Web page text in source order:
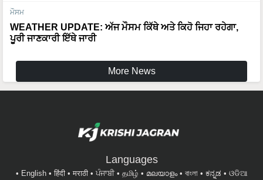
ਮੌਸਮ
WEATHER UPDATE: ਅੱਜ ਮੌਸਮ ਕਿੱਥੇ ਅਤੇ ਕਿਹੋ ਜਿਹਾ ਰਹੇਗਾ,
ਪੂਰੀ ਜਾਣਕਾਰੀ ਇੱਥੇ ਜਾਰੀ
More News
Languages
English हिंदी मराठी ਪੰਜਾਬੀ தமிழ் മലയാളം বাংলা ಕನ್ನಡ
ଓଡିଆ